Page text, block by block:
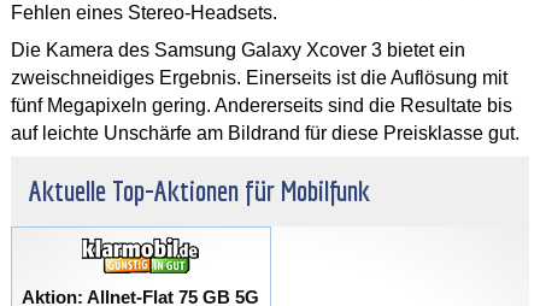
Fehlen eines Stereo-Headsets.
Die Kamera des Samsung Galaxy Xcover 3 bietet ein
zweischneidiges Ergebnis. Einerseits ist die Auflösung mit
fünf Megapixeln gering. Andererseits sind die Resultate bis
auf leichte Unschärfe am Bildrand für diese Preisklasse gut.
Aktuelle Top-Aktionen für Mobilfunk
Aktion: Allnet-Flat 75 GB 5G